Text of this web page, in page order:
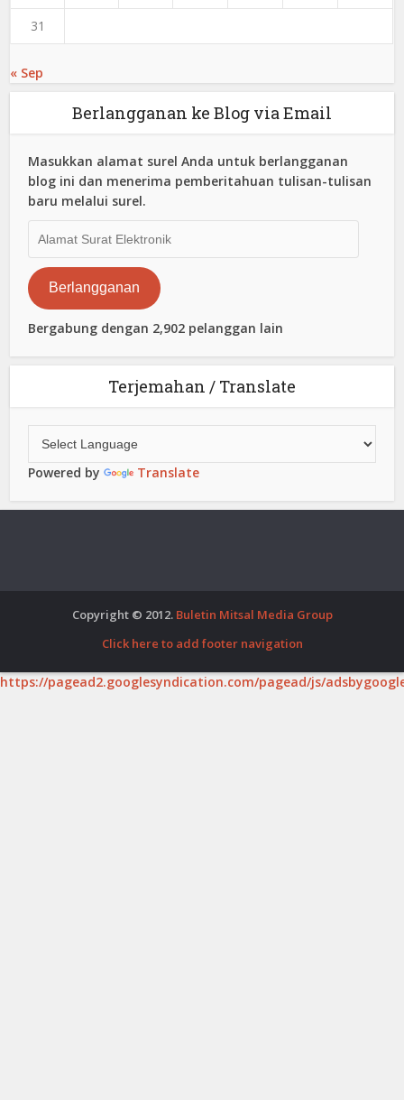
31
« Sep
Berlangganan ke Blog via Email
Masukkan alamat surel Anda untuk berlangganan
blog ini dan menerima pemberitahuan tulisan-tulisan
baru melalui surel.
Surat
Elektronik
Berlangganan
Bergabung dengan 2,902 pelanggan lain
Terjemahan / Translate
Powered by Translate
Copyright © 2012. Buletin Mitsal Media Group
Click here to add footer navigation
https://pagead2.googlesyndication.com/pagead/js/